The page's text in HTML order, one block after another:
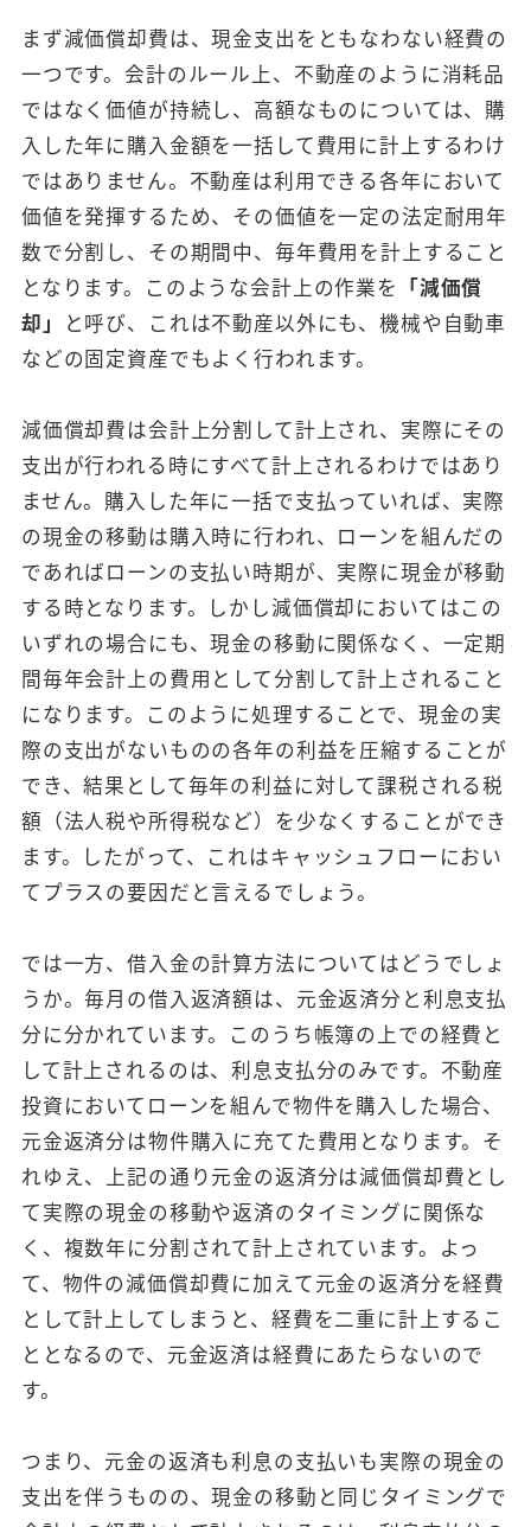
まず減価償却費は、現金支出をともなわない経費の
一つです。会計のルール上、不動産のように消耗品
ではなく価値が持続し、高額なものについては、購
入した年に購入金額を一括して費用に計上するわけ
ではありません。不動産は利用できる各年において
価値を発揮するため、その価値を一定の法定耐用年
数で分割し、その期間中、毎年費用を計上すること
となります。このような会計上の作業を 「減価償
却」
と呼び、これは不動産以外にも、機械や自動車
などの固定資産でもよく行われます。
減価償却費は会計上分割して計上され、実際にその
支出が行われる時にすべて計上されるわけではあり
ません。購入した年に一括で支払っていれば、実際
の現金の移動は購入時に行われ、ローンを組んだの
であればローンの支払い時期が、実際に現金が移動
する時となります。しかし減価償却においてはこの
いずれの場合にも、現金の移動に関係なく、一定期
間毎年会計上の費用として分割して計上されること
になります。このように処理することで、現金の実
際の支出がないものの各年の利益を圧縮することが
でき、結果として毎年の利益に対して課税される税
額（法人税や所得税など）を少なくすることができ
ます。したがって、これはキャッシュフローにおい
てプラスの要因だと言えるでしょう。
では一方、借入金の計算方法についてはどうでしょ
うか。毎月の借入返済額は、元金返済分と利息支払
分に分かれています。このうち帳簿の上での経費と
して計上されるのは、利息支払分のみです。不動産
投資においてローンを組んで物件を購入した場合、
元金返済分は物件購入に充てた費用となります。そ
れゆえ、上記の通り元金の返済分は減価償却費とし
て実際の現金の移動や返済のタイミングに関係な
く、複数年に分割されて計上されています。よっ
て、物件の減価償却費に加えて元金の返済分を経費
として計上してしまうと、経費を二重に計上するこ
ととなるので、元金返済は経費にあたらないので
す。
つまり、元金の返済も利息の支払いも実際の現金の
支出を伴うものの、現金の移動と同じタイミングで